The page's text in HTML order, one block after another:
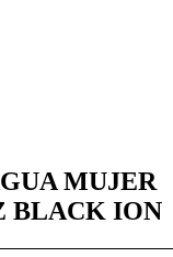
MUJER
BLACK ION